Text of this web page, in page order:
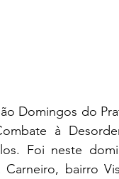
Domingos do
à
Foi neste
Carneiro, bairro